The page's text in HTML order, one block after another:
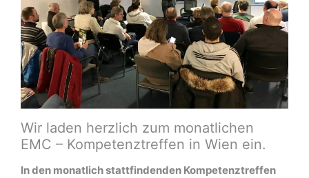
Wir laden herzlich zum monatlichen
EMC – Kompetenztreffen in Wien ein.
In den monatlich stattfindenden Kompetenztreffen